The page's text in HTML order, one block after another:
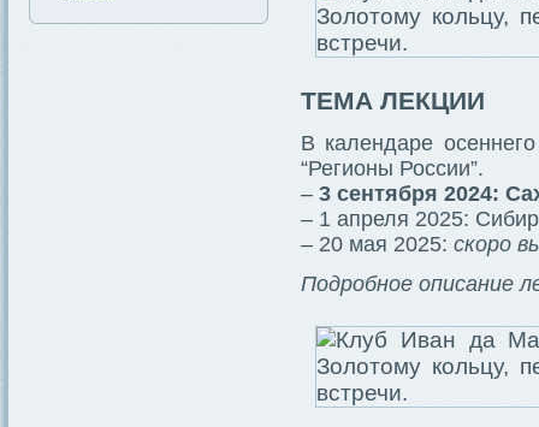
ТЕМА ЛЕКЦИИ
В календаре
“Регионы России”.
– 3 сентября 2024:
– 1 апреля 2025:
– 20 мая 2025: скоро
Подробное описание